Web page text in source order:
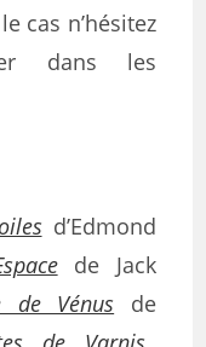
cas n’hésitez
dans les
d’Edmond
de Jack
de Vénus de